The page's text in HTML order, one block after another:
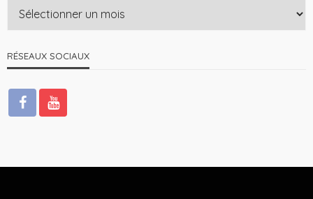
RÉSEAUX SOCIAUX